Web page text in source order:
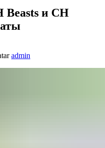
и CH
admin